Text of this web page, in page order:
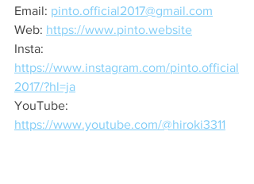
Email: pinto.official2017@gmail.com
Web: https://www.pinto.website
Insta:
https://www.instagram.com/pinto.official
2017/?hl=ja
YouTube:
https://www.youtube.com/@hiroki3311